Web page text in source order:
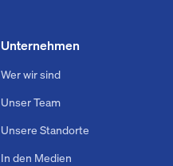
Unternehmen
Wer wir sind
Unser Team
Unsere Standorte
In den Medien